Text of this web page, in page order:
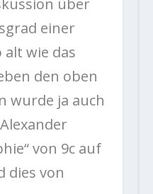
über
einer
wie das
den oben
wurde ja auch
von 9c auf
dies von